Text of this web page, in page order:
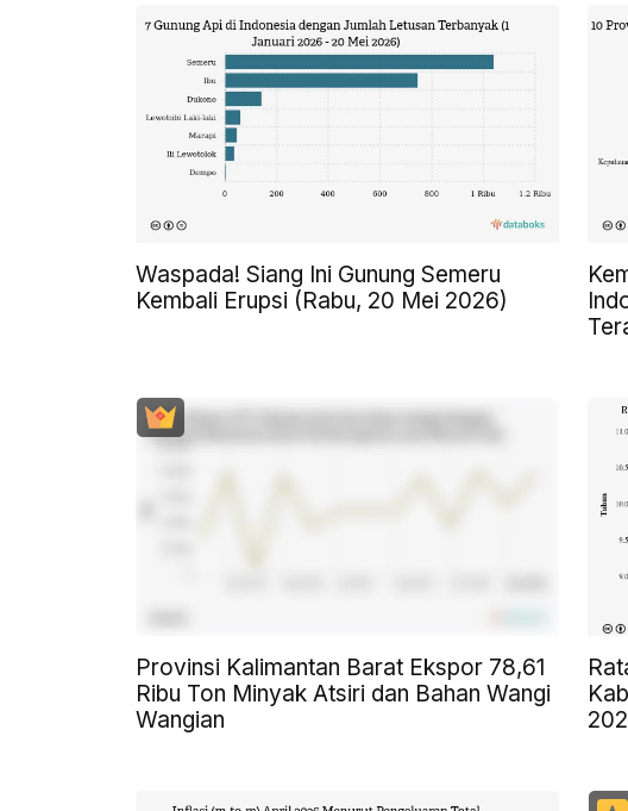
Waspada! Siang Ini Gunung Semeru
Kembali Erupsi (Rabu, 20 Mei 2026)
Provinsi Kalimantan Barat Ekspor 78,61
Ribu Ton Minyak Atsiri dan Bahan Wangi
Wangian